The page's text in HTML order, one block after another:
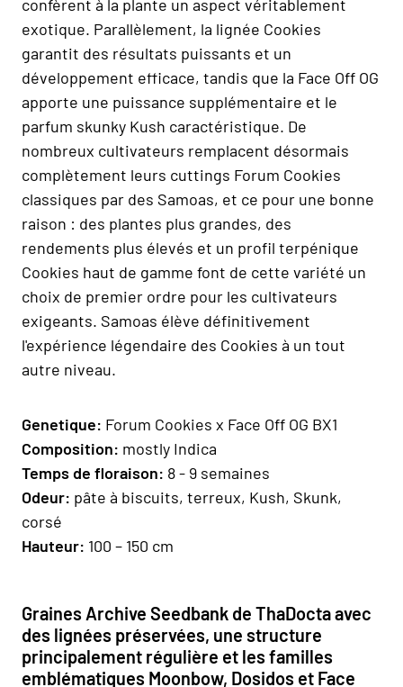
confèrent à la plante un aspect véritablement
exotique. Parallèlement, la lignée Cookies
garantit des résultats puissants et un
développement efficace, tandis que la Face Off OG
apporte une puissance supplémentaire et le
parfum skunky Kush caractéristique. De
nombreux cultivateurs remplacent désormais
complètement leurs cuttings Forum Cookies
classiques par des Samoas, et ce pour une bonne
raison : des plantes plus grandes, des
rendements plus élevés et un profil terpénique
Cookies haut de gamme font de cette variété un
choix de premier ordre pour les cultivateurs
exigeants. Samoas élève définitivement
l'expérience légendaire des Cookies à un tout
autre niveau.
Genetique: Forum Cookies x Face Off OG BX1
Composition: mostly Indica
Temps de floraison: 8 - 9 semaines
Odeur: pâte à biscuits, terreux, Kush, Skunk,
corsé
Hauteur: 100 – 150 cm
Graines Archive Seedbank de ThaDocta avec
des lignées préservées, une structure
principalement régulière et les familles
emblématiques Moonbow, Dosidos et Face